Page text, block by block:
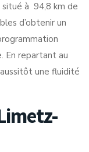
à 94,8 km de
d’obtenir un
En repartant au
une fluidité